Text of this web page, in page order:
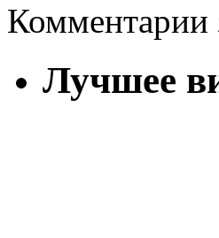
Комментарии
Лучшее